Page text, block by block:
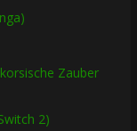
Zauber
2)